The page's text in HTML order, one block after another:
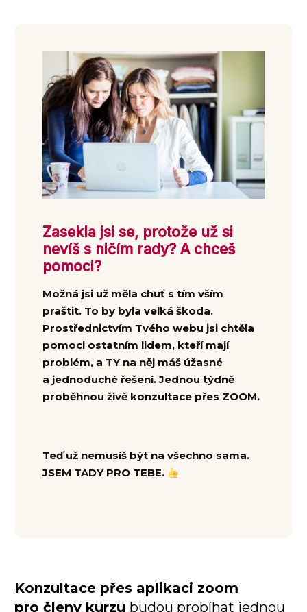
Zasekla jsi se, protože už si
nevíš s ničím rady? A chceš
pomoci?
Možná jsi už měla chuť s tím vším
praštit. To by byla velká škoda.
Prostřednictvím Tvého webu jsi chtěla
pomoci ostatním lidem, kteří mají
problém, a TY na něj máš úžasné
a jednoduché řešení.Jednou týdně
proběhnou živě konzultace přes ZOOM.
Teď už nemusíš být na všechno sama.
JSEM TADY PRO TEBE.
Konzultace přes aplikaci zoom
pro členy kurzu budou probíhat jednou